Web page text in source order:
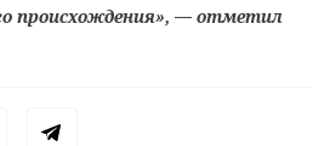
происхождения», — отметил